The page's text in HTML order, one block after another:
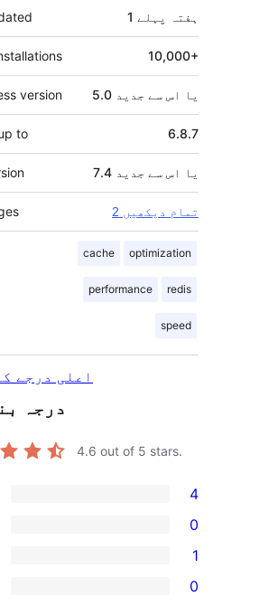
1 ہفتہ پہلے
10,000+
version 5.0 یا اس سے جدید
to 6.8.7
7.4 یا اس سے جدید
2 تمام دیکھیں
cache optimization
performance redis
speed
اعلی درجے
درجہ
4.6 out of 5 stars.
4
0
1
0